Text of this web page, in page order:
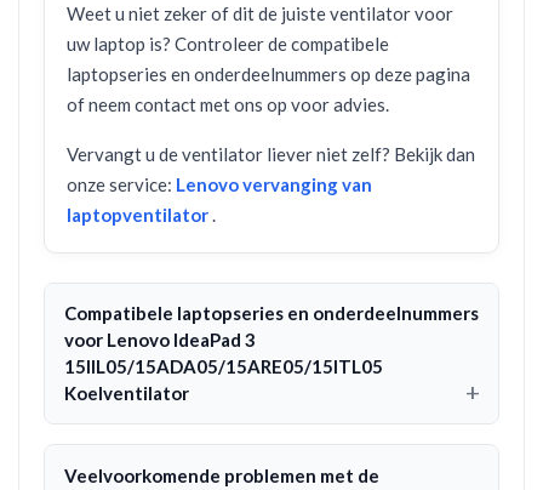
Weet u niet zeker of dit de juiste ventilator voor
uw laptop is? Controleer de compatibele
laptopseries en onderdeelnummers op deze pagina
of neem contact met ons op voor advies.
Vervangt u de ventilator liever niet zelf? Bekijk dan
onze service: Lenovo vervanging van
laptopventilator.
Compatibele laptopseries en onderdeelnummers
voor Lenovo IdeaPad 3
15IIL05/15ADA05/15ARE05/15ITL05
Koelventilator
Veelvoorkomende problemen met de